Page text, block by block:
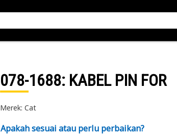
078-1688: KABEL PIN FOR
Merek: Cat
Apakah sesuai atau perlu perbaikan?